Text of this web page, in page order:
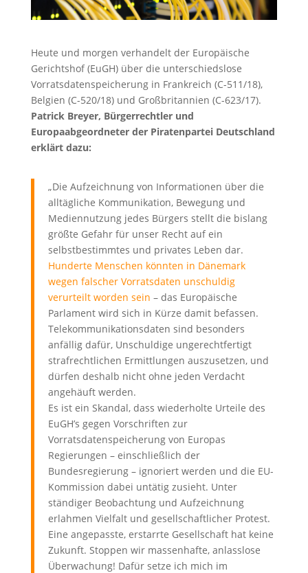
Heute und morgen verhandelt der Europäische
Gerichtshof (EuGH) über die unterschiedslose
Vorratsdatenspeicherung in Frankreich (C-511/18),
Belgien (C-520/18) und Großbritannien (C-623/17).
Patrick Breyer, Bürgerrechtler und
Europaabgeordneter der Piratenpartei Deutschland
erklärt dazu:
„Die Aufzeichnung von Informationen über die
alltägliche Kommunikation, Bewegung und
Mediennutzung jedes Bürgers stellt die bislang
größte Gefahr für unser Recht auf ein
selbstbestimmtes und privates Leben dar.
Hunderte Menschen könnten in Dänemark
wegen falscher Vorratsdaten unschuldig
verurteilt worden sein – das Europäische
Parlament wird sich in Kürze damit befassen.
Telekommunikationsdaten sind besonders
anfällig dafür, Unschuldige ungerechtfertigt
strafrechtlichen Ermittlungen auszusetzen, und
dürfen deshalb nicht ohne jeden Verdacht
angehäuft werden.
Es ist ein Skandal, dass wiederholte Urteile des
EuGH’s gegen Vorschriften zur
Vorratsdatenspeicherung von Europas
Regierungen – einschließlich der
Bundesregierung – ignoriert werden und die EU-
Kommission dabei untätig zusieht. Unter
ständiger Beobachtung und Aufzeichnung
erlahmen Vielfalt und gesellschaftlicher Protest.
Eine angepasste, erstarrte Gesellschaft hat keine
Zukunft. Stoppen wir massenhafte, anlasslose
Überwachung! Dafür setze ich mich im